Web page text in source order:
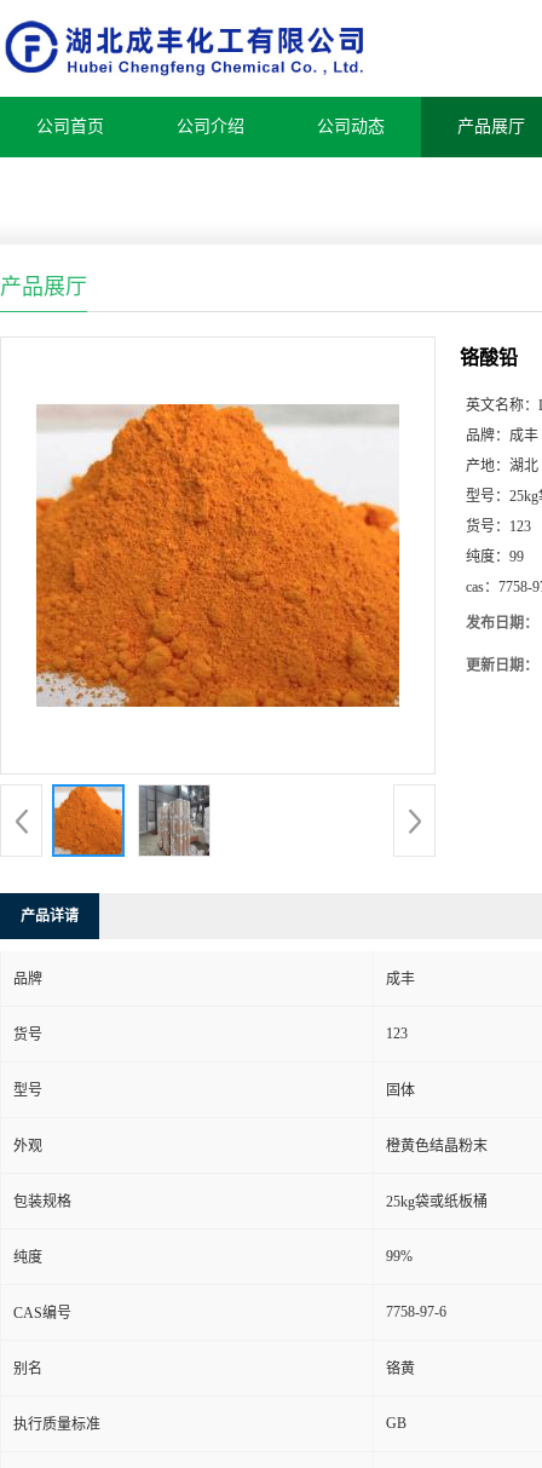
公司首页 公司介绍 公司动态 产品展厅
产品展厅
铬酸铅
英文名称：
品牌： 成丰
产地： 湖北
型号：
货号： 123
纯度： 99
cas： 7758-
发布日期：
更新日期：
产品详请
品牌 成丰
货号 123
型号 固体
外观 橙黄色结晶粉末
包装规格 25kg袋或纸板桶
纯度 99%
CAS编号 7758-97-6
别名 铬黄
执行质量标准 GB